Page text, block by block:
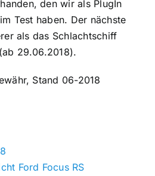
den wir als PlugIn
Test haben. Der nächste
als das Schlachtschiff
29.06.2018).
Stand 06-2018
Ford Focus RS